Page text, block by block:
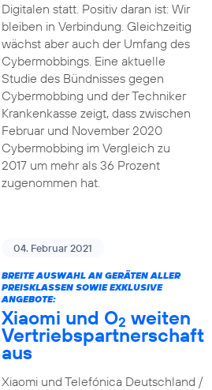
Digitalen statt. Positiv daran ist: Wir
bleiben in Verbindung. Gleichzeitig
wächst aber auch der Umfang des
Cybermobbings. Eine aktuelle
Studie des Bündnisses gegen
Cybermobbing und der Techniker
Krankenkasse zeigt, dass zwischen
Februar und November 2020
Cybermobbing im Vergleich zu
2017 um mehr als 36 Prozent
zugenommen hat.
04. Februar 2021
BREITE AUSWAHL AN GERÄTEN ALLER
PREISKLASSEN SOWIE EXKLUSIVE
ANGEBOTE:
Xiaomi und O2 weiten
Vertriebspartnerschaft
aus
Xiaomi und Telefónica Deutschland /